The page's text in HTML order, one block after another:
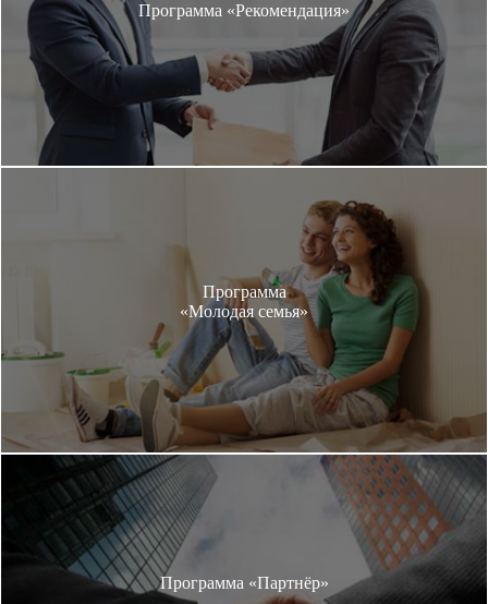
Программа «Рекомендация»
Программа
«Молодая семья»
Программа «Партнёр»